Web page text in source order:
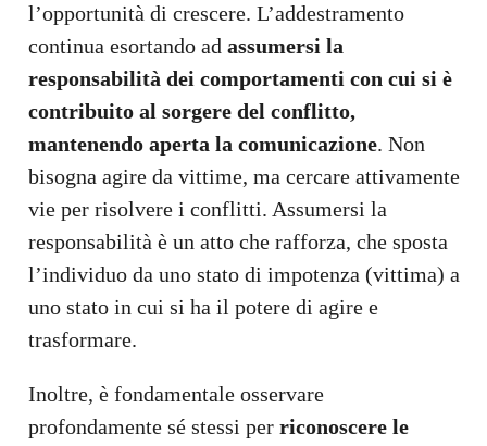
l’opportunità di crescere. L’addestramento
continua esortando ad assumersi la
responsabilità dei comportamenti con cui si è
contribuito al sorgere del conflitto,
mantenendo aperta la comunicazione. Non
bisogna agire da vittime, ma cercare attivamente
vie per risolvere i conflitti. Assumersi la
responsabilità è un atto che rafforza, che sposta
l’individuo da uno stato di impotenza (vittima) a
uno stato in cui si ha il potere di agire e
trasformare.
Inoltre, è fondamentale osservare
profondamente sé stessi per riconoscere le